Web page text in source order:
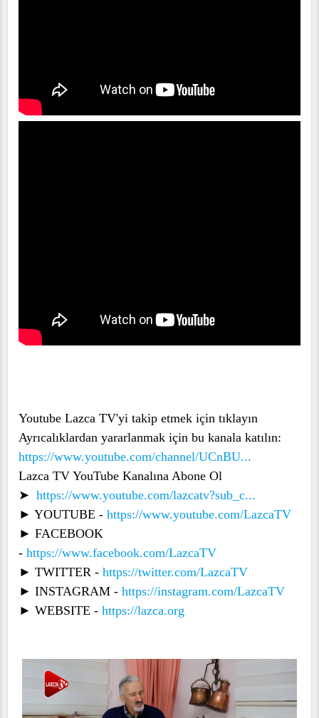
Youtube Lazca TV'yi takip etmek için tıklayın
Ayrıcalıklardan yararlanmak için bu kanala katılın:
https://www.youtube.com/channel/UCnBU...
Lazca TV YouTube Kanalına Abone Ol
➤ https://www.youtube.com/lazcatv?sub_c...
► YOUTUBE - https://www.youtube.com/LazcaTV
► FACEBOOK
- https://www.facebook.com/LazcaTV
► TWITTER - https://twitter.com/LazcaTV
► INSTAGRAM - https://instagram.com/LazcaTV
► WEBSITE - https://lazca.org